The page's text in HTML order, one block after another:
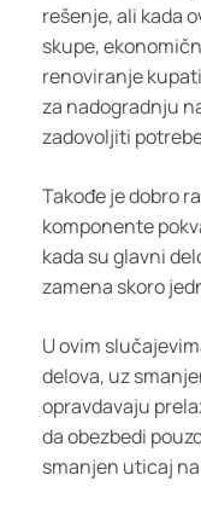
rešenje, ali kada
skupe,
renoviranje
za nadogradnju
zadovoljiti
Takođe je dobro
komponente
kada su glavni
zamena skoro
U ovim
delova, uz
opravdavaju
da obezbedi
smanjen uticaj